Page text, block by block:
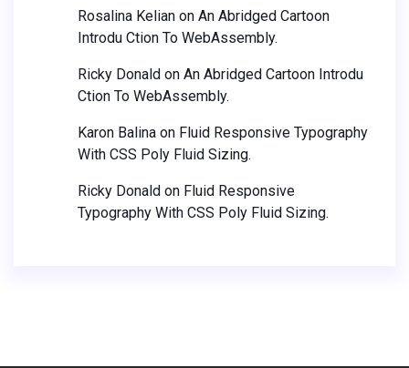
Rosalina Kelian on An Abridged Cartoon
Introdu Ction To WebAssembly.
Ricky Donald on An Abridged Cartoon Introdu
Ction To WebAssembly.
Karon Balina on Fluid Responsive Typography
With CSS Poly Fluid Sizing.
Ricky Donald on Fluid Responsive
Typography With CSS Poly Fluid Sizing.